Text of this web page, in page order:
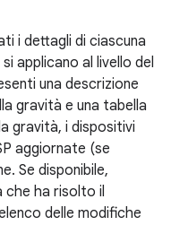
i dettagli di ciascuna
applicano al livello del
una descrizione
gravità e una tabella
gravità, i dispositivi
aggiornate (se
Se disponibile,
che ha risolto il
delle modifiche